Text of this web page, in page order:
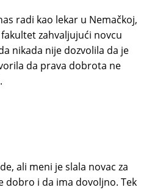
radi kao lekar u Nemačkoj,
zahvaljujući novcu
nikada nije dozvolila da je
da prava dobrota ne
ali meni je slala novac za
dobro i da ima dovoljno. Tek